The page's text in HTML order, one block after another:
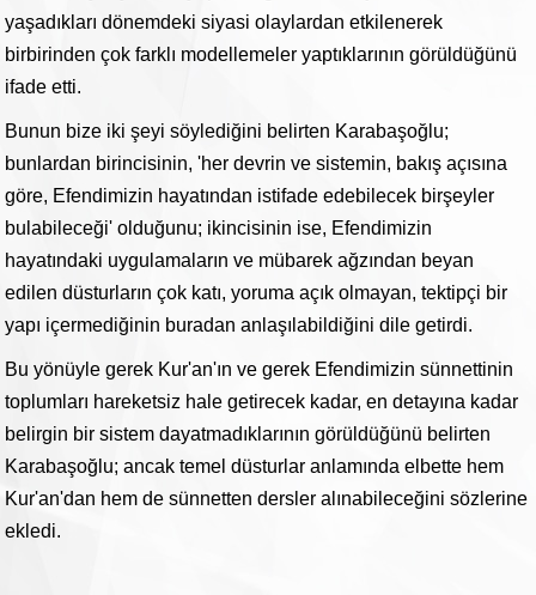
yaşadıkları dönemdeki siyasi olaylardan etkilenerek
birbirinden çok farklı modellemeler yaptıklarının görüldüğünü
ifade etti.
Bunun bize iki şeyi söylediğini belirten Karabaşoğlu;
bunlardan birincisinin, 'her devrin ve sistemin, bakış açısına
göre, Efendimizin hayatından istifade edebilecek birşeyler
bulabileceği' olduğunu; ikincisinin ise, Efendimizin
hayatındaki uygulamaların ve mübarek ağzından beyan
edilen düsturların çok katı, yoruma açık olmayan, tektipçi bir
yapı içermediğinin buradan anlaşılabildiğini dile getirdi.
Bu yönüyle gerek Kur'an'ın ve gerek Efendimizin sünnettinin
toplumları hareketsiz hale getirecek kadar, en detayına kadar
belirgin bir sistem dayatmadıklarının görüldüğünü belirten
Karabaşoğlu; ancak temel düsturlar anlamında elbette hem
Kur'an'dan hem de sünnetten dersler alınabileceğini sözlerine
ekledi.